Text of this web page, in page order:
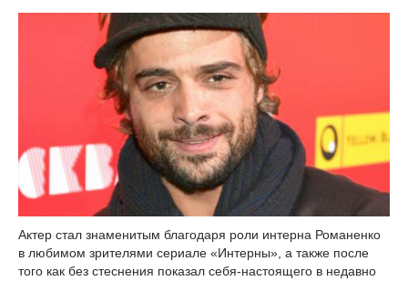
Актер стал знаменитым благодаря роли интерна Романенко
в любимом зрителями сериале «Интерны», а также после
того как без стеснения показал себя-настоящего в недавно